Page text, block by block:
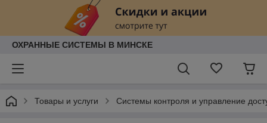
ОХРАННЫЕ СИСТЕМЫ В МИНСКЕ
Товары и услуги Системы контроля и управление